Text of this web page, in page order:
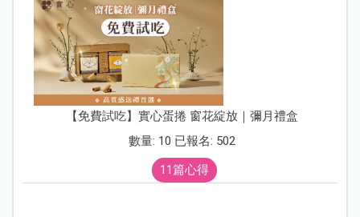
【免費試吃】實心蛋捲 窗花綻放｜彌月禮盒
數量: 10 已報名: 502
11篇心得